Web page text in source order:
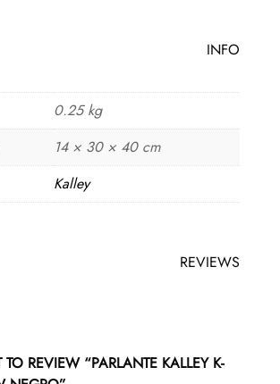
INFO
0.25 kg
14 × 30 × 40 cm
Kalley
REVIEWS
TO REVIEW “PARLANTE KALLEY K-